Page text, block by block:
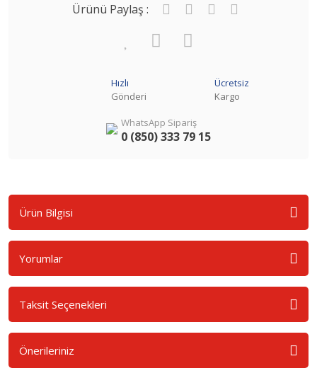
Ürünü Paylaş :
Hızlı
Gönderi
Ücretsiz
Kargo
WhatsApp Sipariş
0 (850) 333 79 15
Ürün Bilgisi
Yorumlar
Taksit Seçenekleri
Önerileriniz